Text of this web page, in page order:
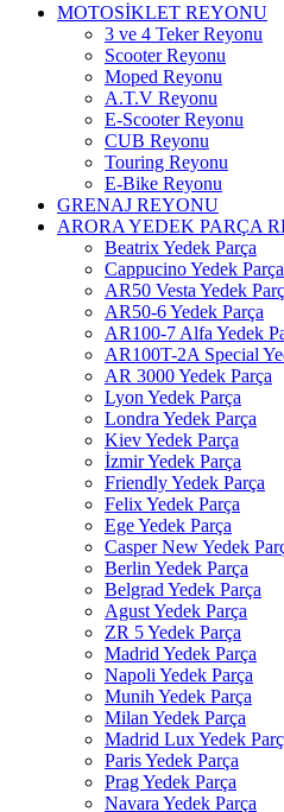
MOTOSİKLET REYONU
3 ve 4 Teker Reyonu
Scooter Reyonu
Moped Reyonu
A.T.V Reyonu
E-Scooter Reyonu
CUB Reyonu
Touring Reyonu
E-Bike Reyonu
GRENAJ REYONU
ARORA YEDEK PARÇA
Beatrix Yedek Parça
Cappucino Yedek Parça
AR50 Vesta Yedek
AR50-6 Yedek Parça
AR100-7 Alfa Yedek
AR100T-2A Special
AR 3000 Yedek Parça
Lyon Yedek Parça
Londra Yedek Parça
Kiev Yedek Parça
İzmir Yedek Parça
Friendly Yedek Parça
Felix Yedek Parça
Ege Yedek Parça
Casper New Yedek
Berlin Yedek Parça
Belgrad Yedek Parça
Agust Yedek Parça
ZR 5 Yedek Parça
Madrid Yedek Parça
Napoli Yedek Parça
Munih Yedek Parça
Milan Yedek Parça
Madrid Lux Yedek
Paris Yedek Parça
Prag Yedek Parça
Navara Yedek Parça